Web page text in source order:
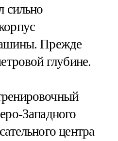
сильно
Прежде
глубине.
Западного
центра